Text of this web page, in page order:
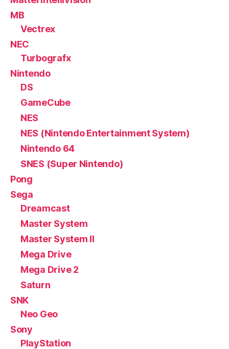
MB
Vectrex
NEC
Turbografx
Nintendo
DS
GameCube
NES
NES (Nintendo Entertainment System)
Nintendo 64
SNES (Super Nintendo)
Pong
Sega
Dreamcast
Master System
Master System II
Mega Drive
Mega Drive 2
Saturn
SNK
Neo Geo
Sony
PlayStation